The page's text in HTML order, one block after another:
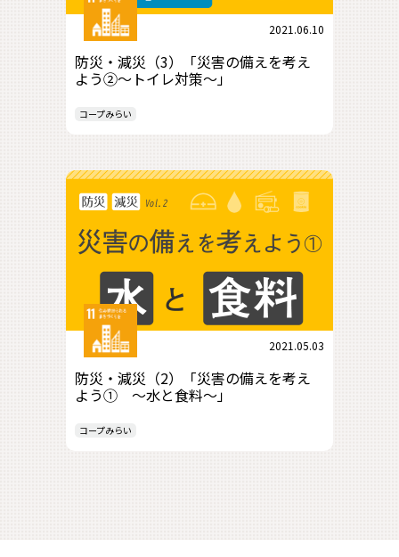
2021.06.10
防災・減災（3）「災害の備えを考え
よう②～トイレ対策～」
コープみらい
2021.05.03
防災・減災（2）「災害の備えを考え
よう① ～水と食料～」
コープみらい